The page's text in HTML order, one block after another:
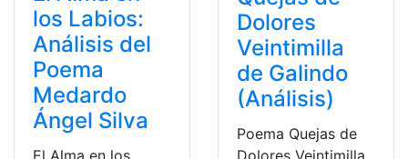
los Labios:
Análisis del
Poema
Medardo
Ángel Silva
El Alma en los
Dolores
Veintimilla
de Galindo
(Análisis)
Poema Quejas de
Dolores Veintimilla